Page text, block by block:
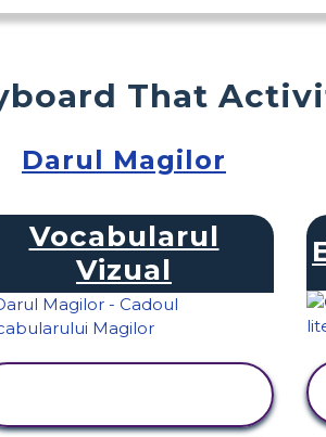
That
Darul Magilor
Vocabularul
Vizual